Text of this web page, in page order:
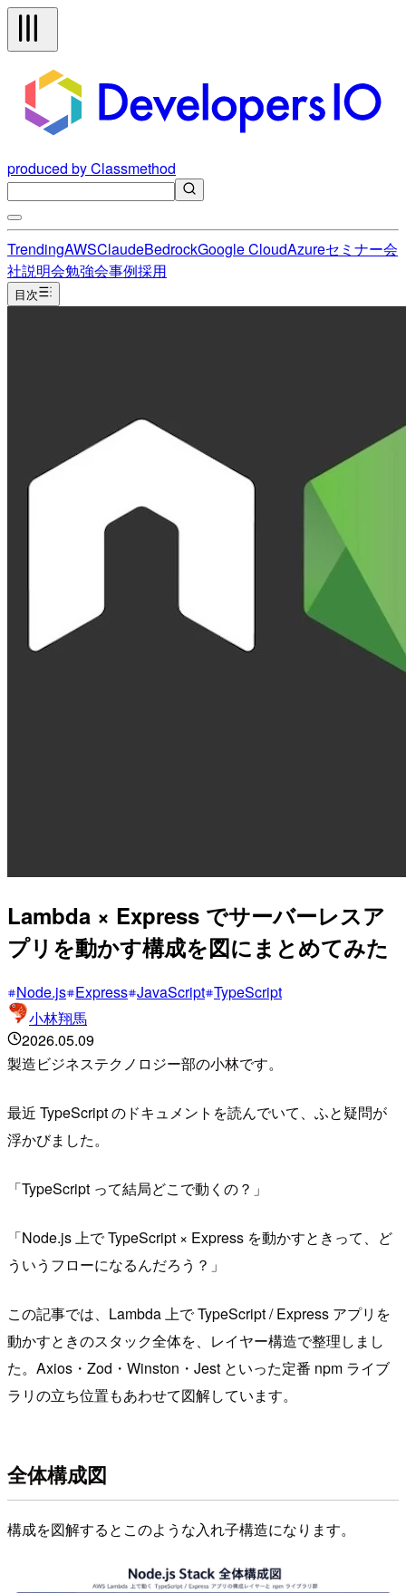
produced by Classmethod
TrendingAWSClaudeBedrockGoogle CloudAzureセミナー会
社説明会勉強会事例採用
目次
Lambda × Express でサーバーレスア
プリを動かす構成を図にまとめてみた
Node.js Express JavaScript TypeScript
小林翔馬
2026.05.09
製造ビジネステクノロジー部の小林です。
最近 TypeScript のドキュメントを読んでいて、ふと疑問が
浮かびました。
「TypeScript って結局どこで動くの？」
「Node.js 上で TypeScript × Express を動かすときって、ど
ういうフローになるんだろう？」
この記事では、Lambda 上で TypeScript / Express アプリを
動かすときのスタック全体を、レイヤー構造で整理しまし
た。Axios・Zod・Winston・Jest といった定番 npm ライブ
ラリの立ち位置もあわせて図解しています。
全体構成図
構成を図解するとこのような入れ子構造になります。